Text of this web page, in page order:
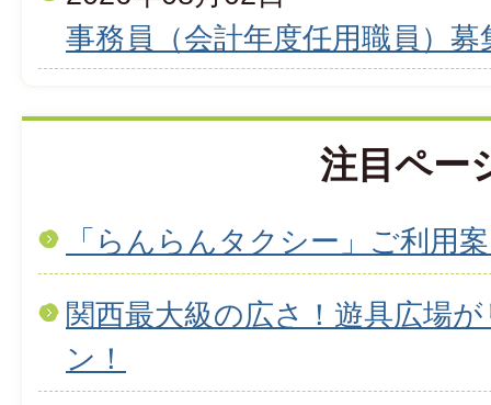
事務員（会計年度任用職員）募
注目ペー
「らんらんタクシー」ご利用
関西最大級の広さ！遊具広場
ン！